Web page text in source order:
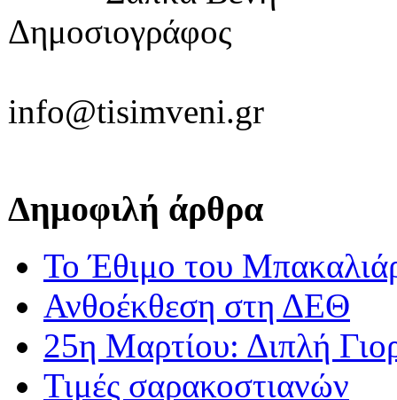
Δημοσιογράφος
info@tisimveni.gr
Δημοφιλή άρθρα
Το Έθιμο του
Ανθοέκθεση στη ΔΕΘ
25η Μαρτίου: Διπλή
Τιμές σαρακοστιανών